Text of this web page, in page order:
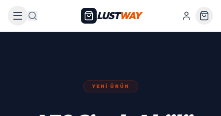
Arama LUSTWAY
YENI ÜRÜN